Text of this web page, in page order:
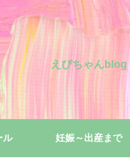
えびちゃんblog
ル 妊娠～出産まで